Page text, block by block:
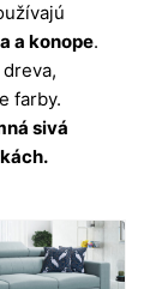
a konope.
farby.
sivá